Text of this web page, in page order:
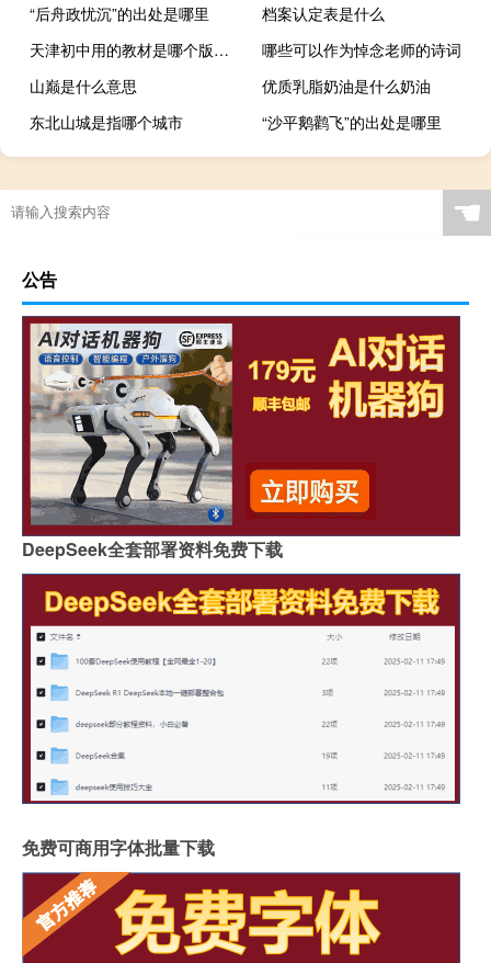
“后舟政忧沉”的出处是哪里
档案认定表是什么
天津初中用的教材是哪个版本的
哪些可以作为悼念老师的诗词
山巅是什么意思
优质乳脂奶油是什么奶油
东北山城是指哪个城市
“沙平鹅鹳飞”的出处是哪里
☚
公告
DeepSeek全套部署资料免费下载
免费可商用字体批量下载